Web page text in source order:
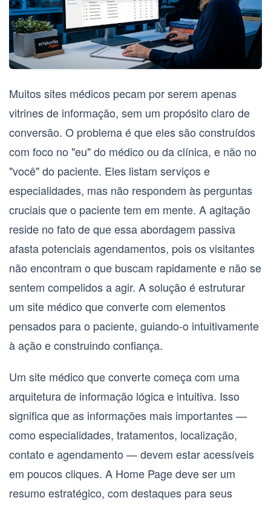
Muitos sites médicos pecam por serem apenas
vitrines de informação, sem um propósito claro de
conversão. O problema é que eles são construídos
com foco no "eu" do médico ou da clínica, e não no
"você" do paciente. Eles listam serviços e
especialidades, mas não respondem às perguntas
cruciais que o paciente tem em mente. A agitação
reside no fato de que essa abordagem passiva
afasta potenciais agendamentos, pois os visitantes
não encontram o que buscam rapidamente e não se
sentem compelidos a agir. A solução é estruturar
um site médico que convertecom elementos
pensados para o paciente, guiando-o intuitivamente
à ação e construindo confiança.
Um site médico que convertecomeça com uma
arquitetura de informação lógica e intuitiva. Isso
significa que as informações mais importantes —
como especialidades, tratamentos, localização,
contato e agendamento — devem estar acessíveis
em poucos cliques. A Home Pagedeve ser um
resumo estratégico, com destaques para seus